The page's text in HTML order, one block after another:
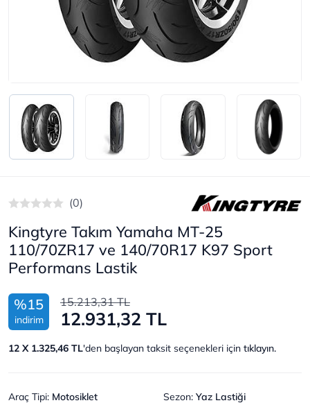
(0)
Kingtyre Takım Yamaha MT-25
110/70ZR17 ve 140/70R17 K97 Sport
Performans Lastik
%15
indirim
15.213,31 TL
12.931,32 TL
12 X 1.325,46 TL'den başlayan taksit seçenekleri için tıklayın.
Araç Tipi: Motosiklet Sezon: Yaz Lastiği